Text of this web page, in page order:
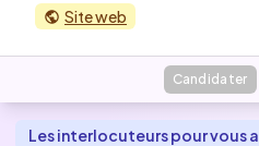
Site web
Candidater
Les interlocuteurs pour vous